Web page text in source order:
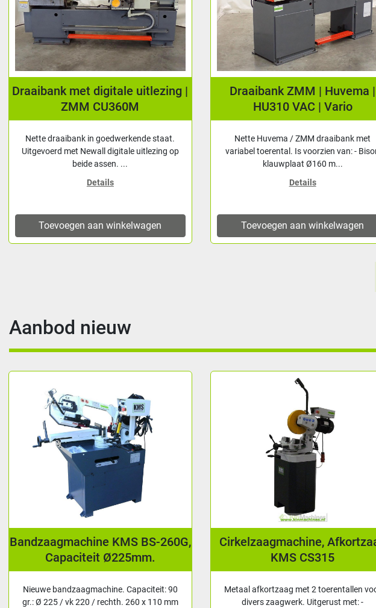
Draaibank met digitale uitlezing |
ZMM CU360M
Nette draaibank in goedwerkende staat.
Uitgevoerd met Newall digitale uitlezing op
beide assen. ...
Details
Toevoegen aan winkelwagen
Draaibank ZMM | Huvema |
HU310 VAC | Vario
Nette Huvema / ZMM draaibank met
variabel toerental. Is voorzien van: -
klauwplaat Ø160 m...
Details
Toevoegen aan winkelwagen
Aanbod nieuw
Bandzaagmachine KMS BS-260G,
Capaciteit Ø225mm.
Nieuwe bandzaagmachine. Capaciteit: 90
gr.: Ø 225 / vk 220 / rechth. 260 x 110 mm
Cirkelzaagmachine,
KMS CS315
Metaal afkortzaag met 2 toerentallen
divers zaagwerk. Uitgerust met: -